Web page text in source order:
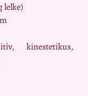
lelke)
kinestetikus,